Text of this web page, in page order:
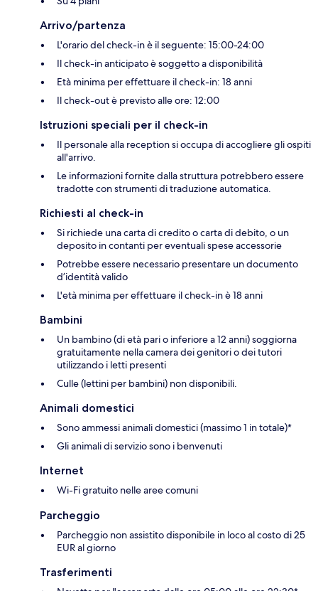
Arrivo/partenza
L'orario del check-in è il seguente: 15:00-24:00
Il check-in anticipato è soggetto a disponibilità
Età minima per effettuare il check-in: 18 anni
Il check-out è previsto alle ore: 12:00
Istruzioni speciali per il check-in
Il personale alla reception si occupa di accogliere gli ospiti
all'arrivo.
Le informazioni fornite dalla struttura potrebbero essere
tradotte con strumenti di traduzione automatica.
Richiesti al check-in
Si richiede una carta di credito o carta di debito, o un
deposito in contanti per eventuali spese accessorie
Potrebbe essere necessario presentare un documento
d’identità valido
L'età minima per effettuare il check-in è 18 anni
Bambini
Un bambino (di età pari o inferiore a 12 anni) soggiorna
gratuitamente nella camera dei genitori o dei tutori
utilizzando i letti presenti
Culle (lettini per bambini) non disponibili.
Animali domestici
Sono ammessi animali domestici (massimo 1 in totale)*
Gli animali di servizio sono i benvenuti
Internet
Wi-Fi gratuito nelle aree comuni
Parcheggio
Parcheggio non assistito disponibile in loco al costo di 25
EUR al giorno
Trasferimenti